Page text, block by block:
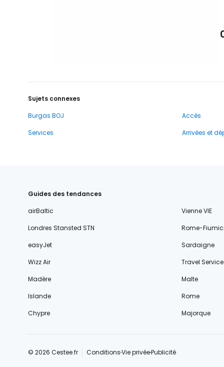
Sujets connexes
Burgas BOJ
Accès
Services
Arrivées et
Guides des tendances
airBaltic
Vienne VIE
Londres Stansted STN
Rome-
easyJet
Sardaigne
Wizz Air
Travel Service
Madère
Malte
Islande
Rome
Chypre
Majorque
© 2026 Cestee.fr ConditionsVie privéePublicité